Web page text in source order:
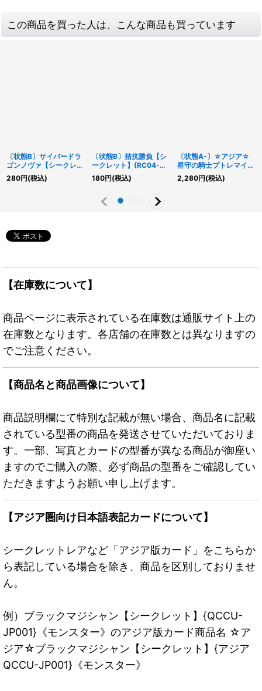
この商品を買った人は、こんな商品も買っています
〔状態B〕サイバードラ
ゴンノヴァ【シークレッ
ト】{QCCP-JP025}
《エクシーズ》
280円(税込)
〔状態B〕拮抗勝負【シ
ークレット】{RC04-
JP075}《罠》
180円(税込)
〔状態A-〕☆アジア☆
星守の騎士プトレマイオ
ス【シークレット】{ア
ジアCROS-JP050}《エ
2,280円(税込)
【在庫数について】
商品ページに表示されている在庫数は通販サイト上の
在庫数となります。各店舗の在庫数とは異なりますの
でご注意ください。
【商品名と商品画像について】
商品説明欄にて特別な記載が無い場合、商品名に記載
されている型番の商品を発送させていただいておりま
す。一部、写真とカードの型番が異なる商品が御座い
ますのでご購入の際、必ず商品の型番をご確認してい
ただきますようお願い申し上げます。
【アジア圏向け日本語表記カードについて】
シークレットレアなど「アジア版カード」をこちらか
ら表記している場合を除き、商品を区別しておりませ
ん。
例）ブラックマジシャン【シークレット】{QCCU-
JP001}《モンスター》のアジア版カード商品名 ☆ア
ジア☆ブラックマジシャン【シークレット】{アジア
QCCU-JP001}《モンスター》